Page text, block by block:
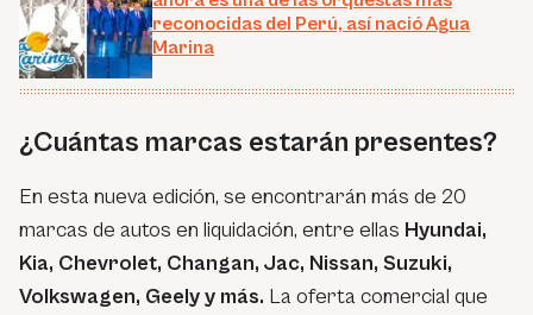
reconocidas del Perú, así nació Agua
Marina
¿Cuántas marcas estarán presentes?
En esta nueva edición, se encontrarán más de 20
marcas de autos en liquidación, entre ellas Hyundai,
Kia, Chevrolet, Changan, Jac, Nissan, Suzuki,
Volkswagen, Geely y más. La oferta comercial que